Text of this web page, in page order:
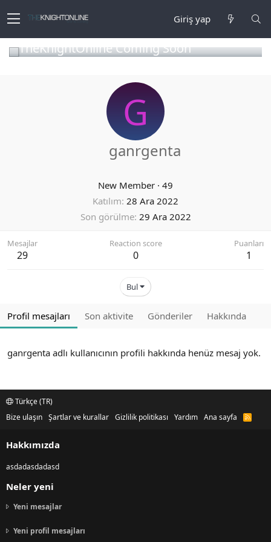
Giriş yap
TheKnightOnline Coming Soon
G
ganrgenta
New Member · 49
Katılım 28 Ara 2022
Son görülme 29 Ara 2022
Mesajlar
29
Reaction score
0
Puanları
1
Bul
Profil mesajları Son aktivite Gönderiler Hakkında
ganrgenta adlı kullanıcının profili hakkında henüz mesaj yok.
Türkçe (TR)
Bize ulaşın Şartlar ve kurallar Gizlilik politikası Yardım Ana sayfa
R
Hakkımızda
asdadasdadasd
Neler yeni
Yeni mesajlar
Yeni profil mesajları